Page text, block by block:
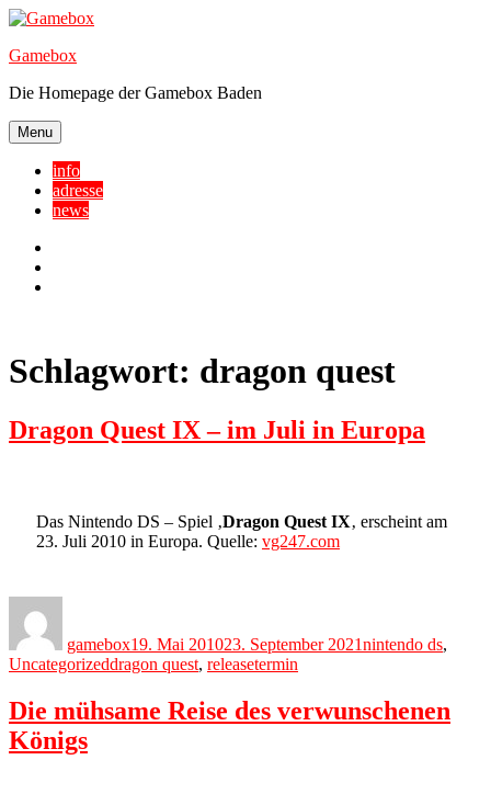
Skip
content
Gamebox
Die Homepage der Gamebox Baden
Menu
info
adresse
news
Schlagwort: dragon quest
Dragon Quest IX – im Juli in Europa
Das Nintendo DS – Spiel ‚Dragon Quest IX‚ erscheint am
23. Juli 2010 in Europa. Quelle: vg247.com
gamebox19. Mai 201023. September 2021nintendo ds,
UncategorizedTags
dragon quest, releasetermin
Die mühsame Reise des verwunschenen
Königs